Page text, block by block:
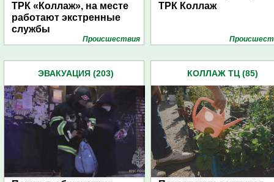
ТРК «Коллаж», на месте
работают экстренные
службы
Проиcшествия
ТРК Коллаж
ЭВАКУАЦИЯ (203) КОЛЛАЖ ТЦ (85)